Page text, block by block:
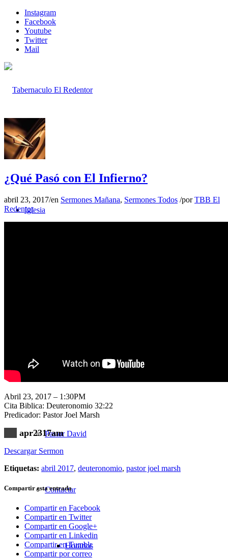
Instagram
Facebook
Youtube
Twitter
Mail
Inicio
Iglesia
Pastor David
Contactar
Horarios
¿Qué Pasó con El Infierno?
abril 23, 2017/en Sermones Mañana, Sermones Todos /porTBB El
Redentor
Abril 23, 2017 – 1:30PM
Cita Biblica: Deuteronomio 32:22
Predicador: Pastor Joel Marsh
apr2317am
Descargar Sermon
Etiquetas: abril 2017, deuteronomio, pastor joel marsh
Compartir esta entrada
Compartir en Facebook
Compartir en Twitter
Compartir en Google+
Compartir en Linkedin
Compartir en Tumblr
Compartir por correo